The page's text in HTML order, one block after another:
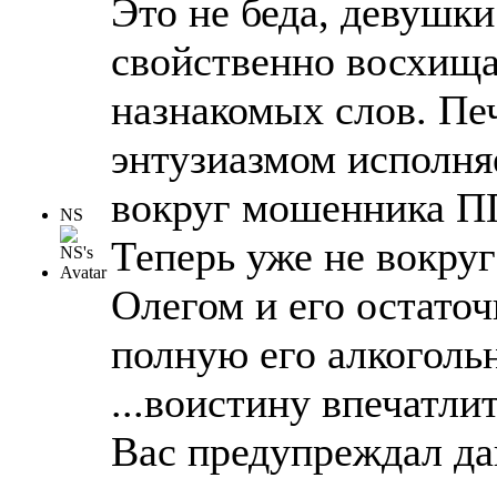
NS
Это не беда,
свойственно
назнакомых слов.
энтузиазмом
вокруг мошенника
Теперь уже не
Олегом и его
полную его
...воистину
Вас предупреждал